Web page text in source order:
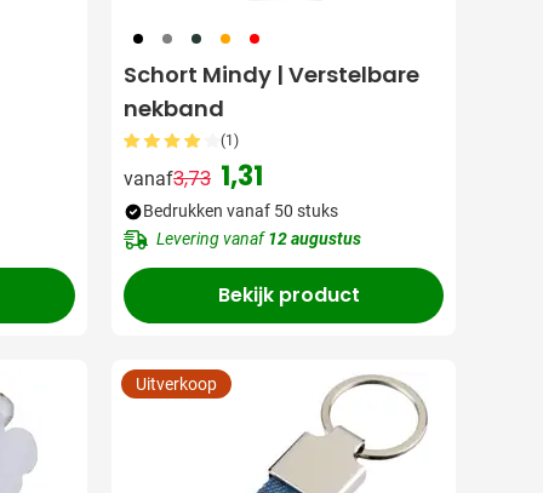
001 003 004 007 008
Schort Mindy | Verstelbare
nekband
(1)
vanaf
Normale prijs
3,73 1,31
Bedrukken vanaf 50 stuks
Levering vanaf12 augustus
Bekijk product
Uitverkoop